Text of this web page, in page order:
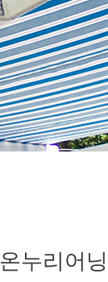
온누리어닝